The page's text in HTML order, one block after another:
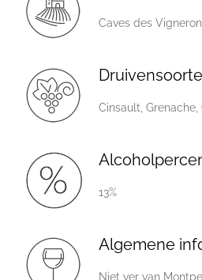
Caves des
Cinsault, Grenache,
13%
Algemene
Niet ver van